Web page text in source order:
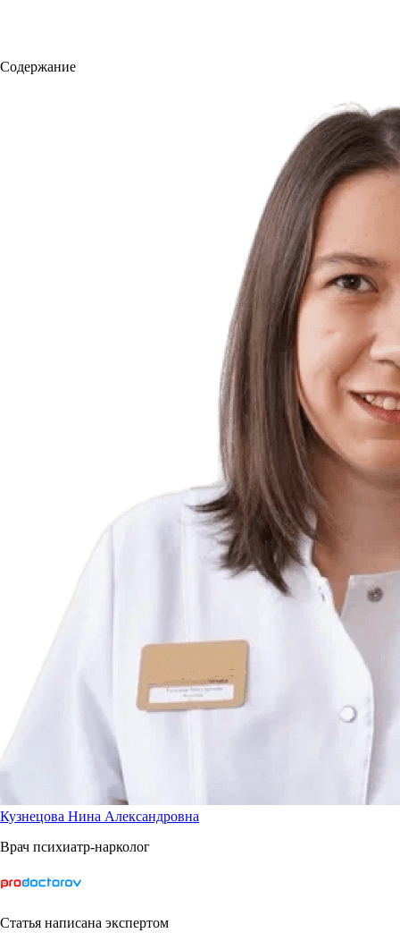
Содержание
Кузнецова Нина Александровна
Врач психиатр-нарколог
Статья написана экспертом